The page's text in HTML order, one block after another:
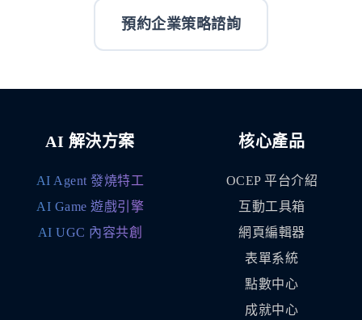
預約企業策略諮詢
AI 解決方案
AI Agent 發燒特工
AI Game 遊戲引擎
AI UGC 內容共創
核心產品
OCEP 平台介紹
互動工具箱
網頁編輯器
表單系統
點數中心
成就中心